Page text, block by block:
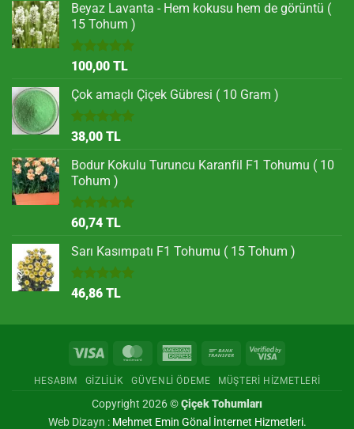
Beyaz Lavanta - Hem kokusu hem de görüntü (
15 Tohum )
5 üzerinden
5.00oy
aldı
100,00 TL
Çok amaçlı Çiçek Gübresi ( 10 Gram )
5 üzerinden
5.00
aldı
38,00 TL
Bodur Kokulu Turuncu Karanfil F1 Tohumu ( 10
Tohum )
5 üzerinden
5.00
aldı
60,74 TL
Sarı Kasımpatı F1 Tohumu ( 15 Tohum )
5 üzerinden
5.00
46,86 TL
Visa MasterCardAmerican
Bank
Visa
HESABIM GIZLILIK GÜVENLI ÖDEME MÜŞTERI HIZMETLERI
Copyright 2026 ©Çiçek Tohumları
Web Dizayn : Mehmet Emin Gönal İnternet Hizmetleri.